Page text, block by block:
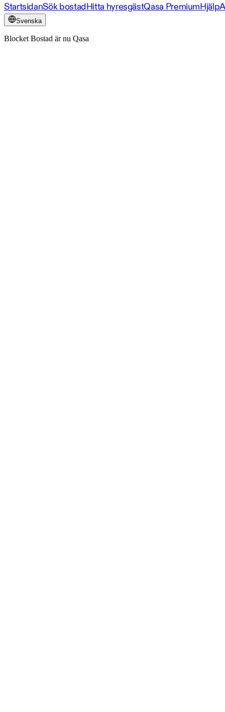
StartsidanSök bostadHitta hyresgästQasa PremiumHjälp
Svenska
Blocket Bostad är nu Qasa